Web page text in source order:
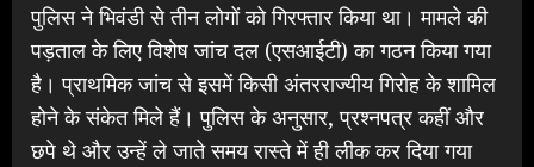
पुलिस ने भिवंडी से तीन लोगों को गिरफ्तार किया था। मामले की
पड़ताल के लिए विशेष जांच दल (एसआईटी) का गठन किया गया
है। प्राथमिक जांच से इसमें किसी अंतरराज्यीय गिरोह के शामिल
होने के संकेत मिले हैं। पुलिस के अनुसार, प्रश्नपत्र कहीं और
छपे थे और उन्हें ले जाते समय रास्ते में ही लीक कर दिया गया